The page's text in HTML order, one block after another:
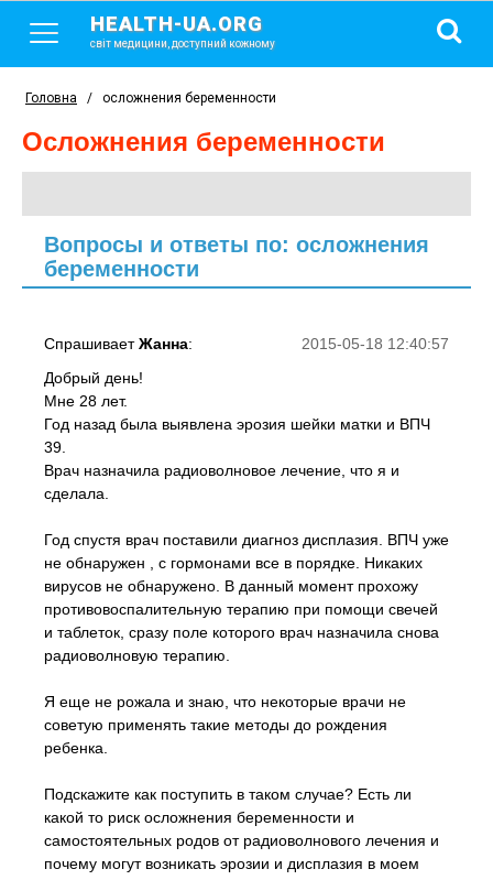
HEALTH-UA.ORG
світ медицини, доступний кожному
Головна / осложнения беременности
осложнения беременности
Вопросы и ответы по: осложнения
беременности
2015-05-18 12:40:57
СпрашиваетЖанна:
Добрый день!
Мне 28 лет.
Год назад была выявлена эрозия шейки матки и ВПЧ
39.
Врач назначила радиоволновое лечение, что я и
сделала.
Год спустя врач поставили диагноз дисплазия. ВПЧ уже
не обнаружен , с гормонами все в порядке. Никаких
вирусов не обнаружено. В данный момент прохожу
противовоспалительную терапию при помощи свечей
и таблеток, сразу поле которого врач назначила снова
радиоволновую терапию.
Я еще не рожала и знаю, что некоторые врачи не
советую применять такие методы до рождения
ребенка.
Подскажите как поступить в таком случае? Есть ли
какой то риск осложнения беременности и
самостоятельных родов от радиоволнового лечения и
почему могут возникать эрозии и дисплазия в моем